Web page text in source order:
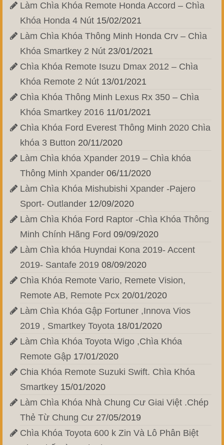
Làm Chìa Khóa Remote Honda Accord – Chìa
Khóa Honda 4 Nút 15/02/2021
Làm Chìa Khóa Thông Minh Honda Crv – Chìa
Khóa Smartkey 2 Nút 23/01/2021
Chìa Khóa Remote Isuzu Dmax 2012 – Chìa
Khóa Remote 2 Nút 13/01/2021
Chìa Khóa Thông Minh Lexus Rx 350 – Chìa
Khóa Smartkey 2016 11/01/2021
Chìa Khóa Ford Everest Thông Minh 2020 Chìa
khóa 3 Button 20/11/2020
Làm Chìa khóa Xpander 2019 – Chìa khóa
Thông Minh Xpander 06/11/2020
Làm Chìa Khóa Mishubishi Xpander -Pajero
Sport- Outlander 12/09/2020
Làm Chìa Khóa Ford Raptor -Chìa Khóa Thông
Minh Chính Hãng Ford 09/09/2020
Làm Chìa khóa Huyndai Kona 2019- Accent
2019- Santafe 2019 08/09/2020
Chìa Khóa Remote Vario, Remete Vision,
Remote AB, Remote Pcx 20/01/2020
Làm Chìa Khóa Gập Fortuner ,Innova Vios
2019 , Smartkey Toyota 18/01/2020
Làm Chìa Khóa Toyota Wigo ,Chìa Khóa
Remote Gập 17/01/2020
Chia Khóa Remote Suzuki Swift. Chìa Khóa
Smartkey 15/01/2020
Làm Chìa Khóa Nhà Chung Cư Giai Việt .Chép
Thẻ Từ Chung Cư 27/05/2019
Chìa Khóa Toyota 600 k Zin Và Lô Phân Biệt